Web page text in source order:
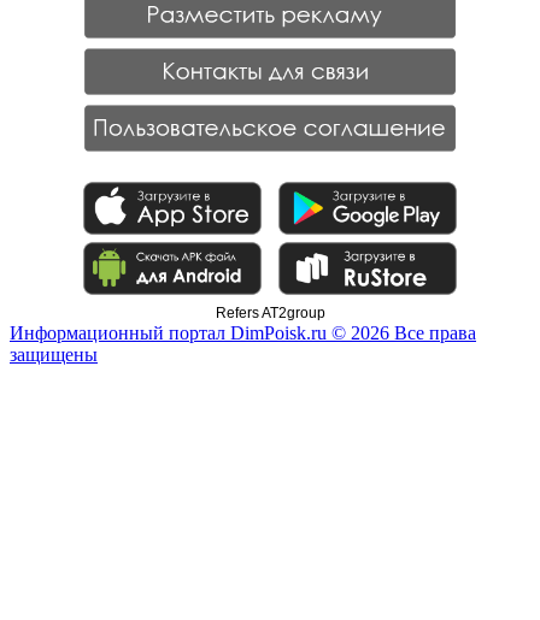
Refers AT2group
Информационный портал DimPoisk.ru © 2026 Все права
защищены